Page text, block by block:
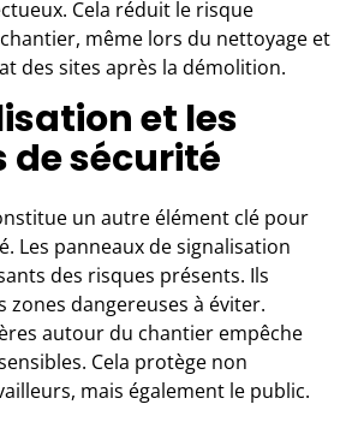
Cela réduit le risque
même lors du nettoyage et
des sites après la démolition.
et les
de sécurité
un autre élément clé pour
Les panneaux de signalisation
des risques présents. Ils
zones dangereuses à éviter.
autour du chantier empêche
Cela protège non
mais également le public.